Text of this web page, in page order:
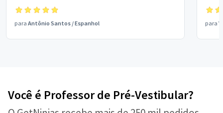
para Antônio Santos /Espanhol para
Você é Professor de Pré-Vestibular?